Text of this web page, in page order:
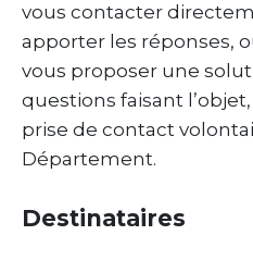
vous contacter
apporter les réponses,
vous proposer une
questions faisant
prise de contact
Département.
Destinataires